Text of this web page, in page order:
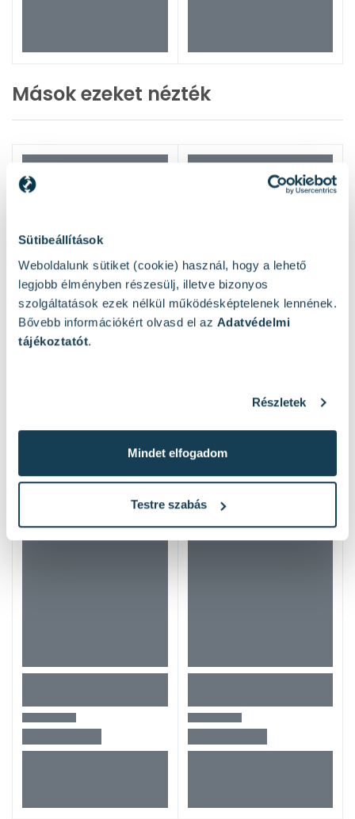
Sütibeállítások
Weboldalunk sütiket (cookie) használ, hogy a lehető
legjobb élményben részesülj, illetve bizonyos
szolgáltatások ezek nélkül működésképtelenek lennének.
Bővebb információkért olvasd el az Adatvédelmi
tájékoztatót.
Részletek
Mindet elfogadom
Testre szabás
Mások ezeket nézték
Hasonló termékek